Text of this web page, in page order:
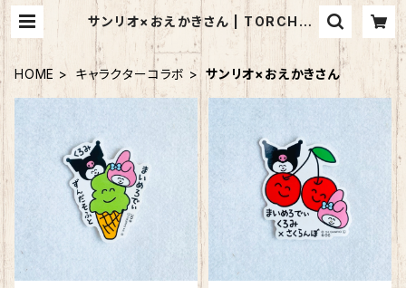
サンリオ×おえかきさん | TORCH-O
nline Shop-
HOME キャラクターコラボ サンリオ×おえかきさん